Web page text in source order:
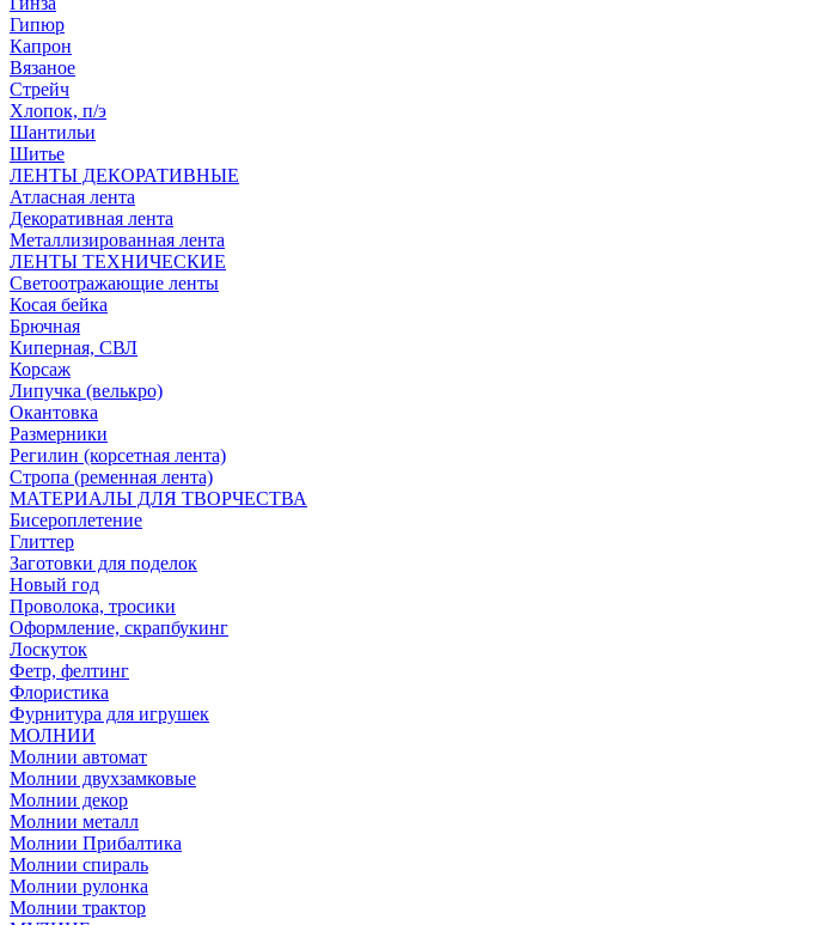
Гипюр
Капрон
Вязаное
Стрейч
Хлопок, п/э
Шантильи
Шитье
ЛЕНТЫ ДЕКОРАТИВНЫЕ
Атласная лента
Декоративная лента
Металлизированная лента
ЛЕНТЫ ТЕХНИЧЕСКИЕ
Светоотражающие ленты
Косая бейка
Брючная
Киперная, СВЛ
Корсаж
Липучка (велькро)
Окантовка
Размерники
Регилин (корсетная лента)
Стропа (ременная лента)
МАТЕРИАЛЫ ДЛЯ ТВОРЧЕСТВА
Бисероплетение
Глиттер
Заготовки для поделок
Новый год
Проволока, тросики
Оформление, скрапбукинг
Лоскуток
Фетр, фелтинг
Флористика
Фурнитура для игрушек
МОЛНИИ
Молнии автомат
Молнии двухзамковые
Молнии декор
Молнии металл
Молнии Прибалтика
Молнии спираль
Молнии рулонка
Молнии трактор